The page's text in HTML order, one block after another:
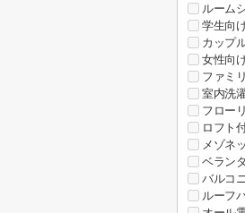
ルーム
学生向
カップ
女性向
ファミ
室内洗
フロー
ロフト
メゾネ
ベラン
バルコ
ルーフ